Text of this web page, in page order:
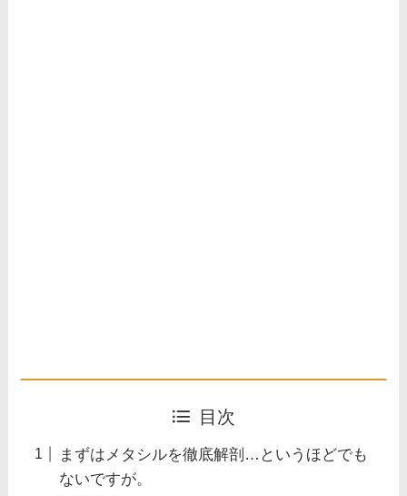
目次
まずはメタシルを徹底解剖…というほどでも
ないですが。